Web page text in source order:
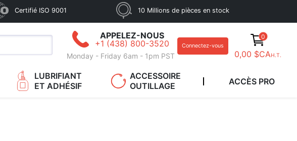
Certifié ISO 9001 10 Millions de pièces en stock
APPELEZ-NOUS
+1 (438) 800-3520
Monday - Friday 6am - 1pm PST
Connectez-vous
0
0,00 $CAH.T.
LUBRIFIANT
ET ADHÉSIF
ACCESSOIRE
OUTILLAGE
ACCÈS PRO